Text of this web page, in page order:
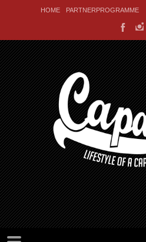
HOME PARTNERPROGRAMME